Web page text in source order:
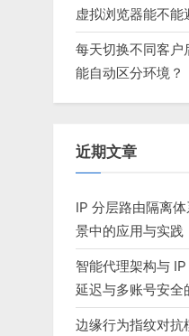
虚拟浏览器能不能
每天切换不同客户
能自动区分环境？
近期文章
IP 分层路由隔离
景中的应用与实践
智能代理架构与
延迟与多账号安全
边缘行为指纹对抗